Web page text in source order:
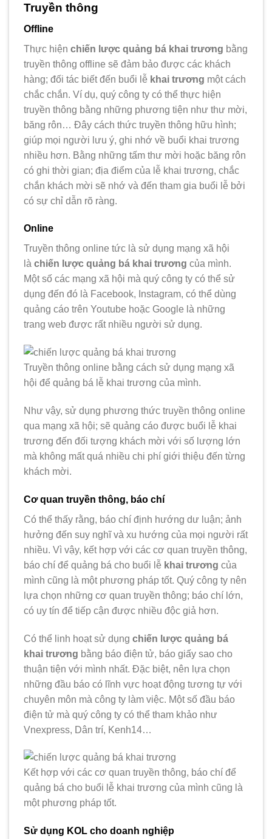
Truyền thông
Offline
Thực hiện chiến lược quảng bá khai trương bằng
truyền thông offline sẽ đảm bảo được các khách
hàng; đối tác biết đến buổi lễ khai trương một cách
chắc chắn. Ví dụ, quý công ty có thể thực hiện
truyền thông bằng những phương tiện như thư mời,
băng rôn… Đây cách thức truyền thông hữu hình;
giúp mọi người lưu ý, ghi nhớ về buổi khai trương
nhiều hơn. Bằng những tấm thư mời hoặc băng rôn
có ghi thời gian; địa điểm của lễ khai trương, chắc
chắn khách mời sẽ nhớ và đến tham gia buổi lễ bởi
có sự chỉ dẫn rõ ràng.
Online
Truyền thông online tức là sử dụng mạng xã hội
là chiến lược quảng bá khai trương của mình.
Một số các mạng xã hội mà quý công ty có thể sử
dụng đến đó là Facebook, Instagram, có thể dùng
quảng cáo trên Youtube hoặc Google là những
trang web được rất nhiều người sử dụng.
Truyền thông online bằng cách sử dụng mạng xã
hội để quảng bá lễ khai trương của mình.
Như vậy, sử dụng phương thức truyền thông online
qua mạng xã hội; sẽ quảng cáo được buổi lễ khai
trương đến đối tượng khách mời với số lượng lớn
mà không mất quá nhiều chi phí giới thiệu đến từng
khách mời.
Cơ quan truyền thông, báo chí
Có thể thấy rằng, báo chí định hướng dư luận; ảnh
hưởng đến suy nghĩ và xu hướng của mọi người rất
nhiều. Vì vậy, kết hợp với các cơ quan truyền thông,
báo chí để quảng bá cho buổi lễ khai trương của
mình cũng là một phương pháp tốt. Quý công ty nên
lựa chọn những cơ quan truyền thông; báo chí lớn,
có uy tín để tiếp cận được nhiều độc giả hơn.
Có thể linh hoạt sử dụng chiến lược quảng bá
khai trương bằng báo điện tử, báo giấy sao cho
thuận tiện với mình nhất. Đặc biệt, nên lựa chọn
những đầu báo có lĩnh vực hoạt động tương tự với
chuyên môn mà công ty làm việc. Một số đầu báo
điện tử mà quý công ty có thể tham khảo như
Vnexpress, Dân trí, Kenh14…
Kết hợp với các cơ quan truyền thông, báo chí để
quảng bá cho buổi lễ khai trương của mình cũng là
một phương pháp tốt.
Sử dụng KOL cho doanh nghiệp